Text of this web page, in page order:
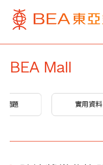
BEA Mall
問題 實用資料